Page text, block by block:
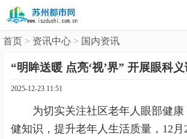
首页 > 资讯中心 > 国内资讯
“明眸送暖 点亮‘视’界” 开展眼科
2025-12-23 11:51
为切实关注社区老年人眼部健康
健知识，提升老年人生活质量，12月